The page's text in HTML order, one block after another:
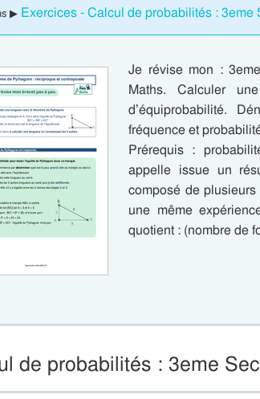
▶ Exercices - Calcul de probabilités : 3eme
Je révise mon :
Maths. Calculer
d’équiprobabilité.
fréquence et
Prérequis :
appelle issue un
composé de
une même
quotient : (nombre de
de probabilités : 3eme